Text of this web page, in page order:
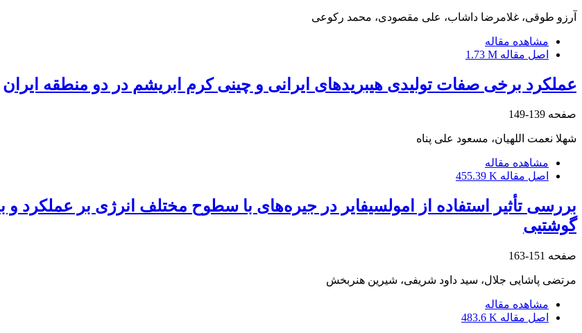
آرزو طوقی، غلامرضا داشاب، علی مقصودی، محمد رکوعی
مشاهده مقاله
اصل مقاله 1.73 M
عملکرد برخی صفات تولیدی هیبریدهای ایرانی و چینی کرم ابریشم در دو منطقه ایران
صفحه 139-149
شهلا نعمت اللهیان، مسعود علی پناه
مشاهده مقاله
اصل مقاله 455.39 K
بررسی تأثیر استفاده از امولسیفایر در جیره‌های با سطوح مختلف انرژی بر
گوشتیی
صفحه 151-163
مرتضی پاشایی جلال، سید داود شریفی، شیرین هنربخش
مشاهده مقاله
اصل مقاله 483.6 K